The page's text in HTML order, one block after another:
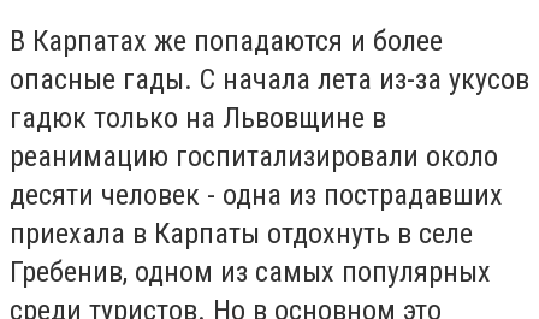
В Карпатах же попадаются и более
опасные гады. С начала лета из-за укусов
гадюк только на Львовщине в
реанимацию госпитализировали около
десяти человек - одна из пострадавших
приехала в Карпаты отдохнуть в селе
Гребенив, одном из самых популярных
среди туристов. Но в основном это